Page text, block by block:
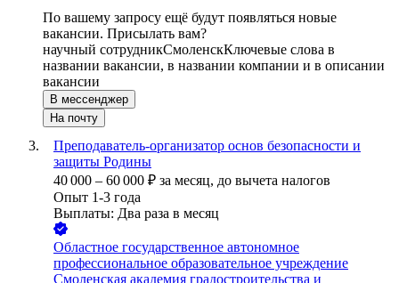
По вашему запросу ещё будут появляться новые
вакансии. Присылать вам?
научный сотрудникСмоленскКлючевые слова в
названии вакансии, в названии компании и в описании
вакансии
В мессенджер
На почту
Преподаватель-организатор основ безопасности и
защиты Родины
40 000 – 60 000 ₽ за месяц, до вычета налогов
Опыт 1-3 года
Выплаты: Два раза в месяц
Областное государственное автономное
профессиональное образовательное учреждение
Смоленская академия градостроительства и